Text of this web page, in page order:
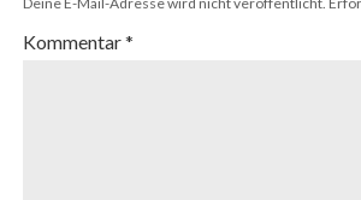
Kommentar*